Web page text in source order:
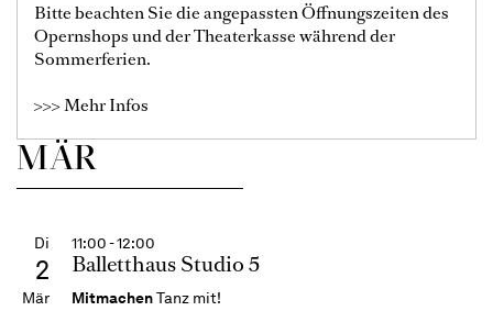
Bitte beachten Sie die angepassten Öffnungszeiten des
Opernshops und der Theaterkasse während der
Sommerferien.
>>> Mehr Infos
Informationen zur Buchung der Audiodeskription finden
Sie hier.
MÄR
Di
2
Mär
11:00 - 12:00
Balletthaus Studio 5
MitmachenTanz mit!